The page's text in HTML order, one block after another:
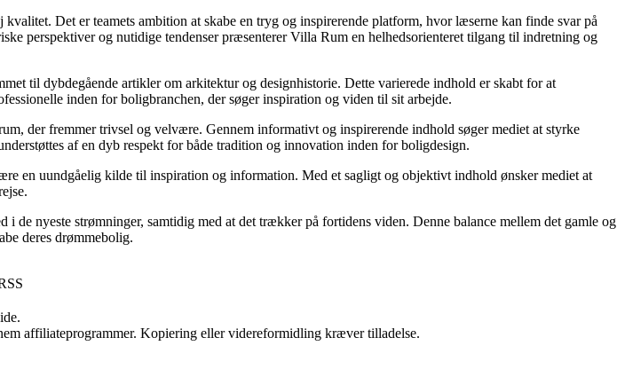
Det er teamets ambition at skabe en tryg og inspirerende platform, hvor læserne kan finde svar på
perspektiver og nutidige tendenser præsenterer Villa Rum en helhedsorienteret tilgang til indretning og
til dybdegående artikler om arkitektur og designhistorie. Dette varierede indhold er skabt for at
inden for boligbranchen, der søger inspiration og viden til sit arbejde.
der fremmer trivsel og velvære. Gennem informativt og inspirerende indhold søger mediet at styrke
af en dyb respekt for både tradition og innovation inden for boligdesign.
en uundgåelig kilde til inspiration og information. Med et sagligt og objektivt indhold ønsker mediet at
nyeste strømninger, samtidig med at det trækker på fortidens viden. Denne balance mellem det gamle og
deres drømmebolig.
affiliateprogrammer. Kopiering eller videreformidling kræver tilladelse.